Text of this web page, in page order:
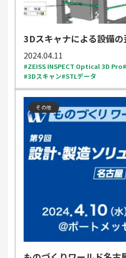
3Dスキャナによる設備
2024.04.11
ZEISS INSPECT Optical 3D Pro
3Dスキャン STLデータ
その他